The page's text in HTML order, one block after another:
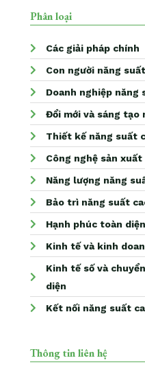
Phân loại
Các giải pháp chính
Con người năng
Doanh nghiệp năng
Đổi mới và sáng tạo
Thiết kế năng suất
Công nghệ sản
Năng lượng năng
Bảo trì năng suất
Hạnh phúc toàn diện
Kinh tế và kinh
Kinh tế số và
diện
Kết nối năng suất
Thông tin liên hệ